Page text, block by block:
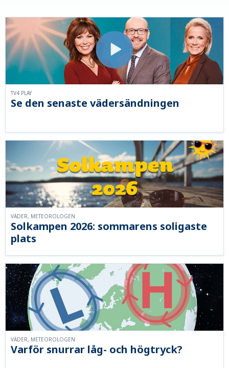
Se den senaste vädersändningen
TV4 PLAY
Solkampen 2026: sommarens soligaste
plats
VÄDER, METEOROLOGEN
Varför snurrar låg- och högtryck?
VÄDER, METEOROLOGEN